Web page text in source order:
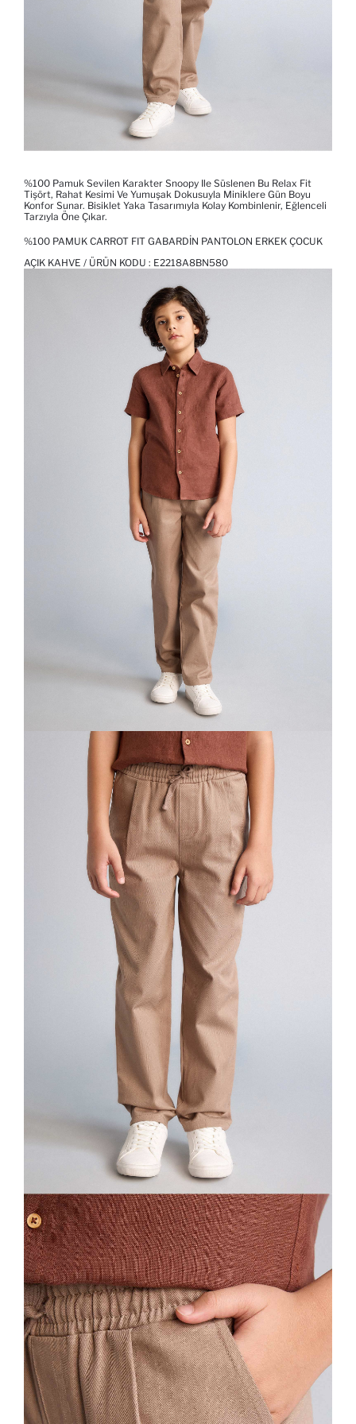
%100 Pamuk Sevilen Karakter Snoopy Ile Süslenen Bu Relax Fit
Tişört, Rahat Kesimi Ve Yumuşak Dokusuyla Miniklere Gün Boyu
Konfor Sunar. Bisiklet Yaka Tasarımıyla Kolay Kombinlenir, Eğlenceli
Tarzıyla Öne Çıkar.
%100 PAMUK CARROT FIT GABARDIN PANTOLON ERKEK ÇOCUK
AÇIK KAHVE / ÜRÜN KODU : E2218A8BN580